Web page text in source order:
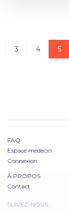
3 4 5
FAQ
Espace médecin
Connexion
À PROPOS
Contact
SUIVEZ-NOUS :